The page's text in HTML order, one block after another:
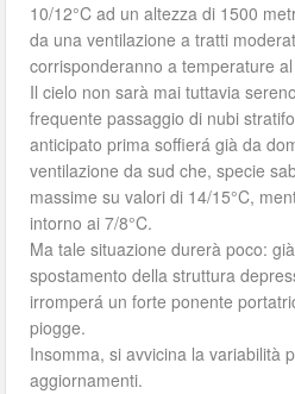
10/12°C ad un altezza di 1500
da una ventilazione a tratti
corrisponderanno a temperature
Il cielo non sarà mai tuttavia
frequente passaggio di nubi
anticipato prima soffierá già da
ventilazione da sud che, specie
massime su valori di 14/15°C,
intorno ai 7/8°C.
Ma tale situazione durerà poco:
spostamento della struttura
irromperá un forte ponente
piogge.
Insomma, si avvicina la variabilità
aggiornamenti.